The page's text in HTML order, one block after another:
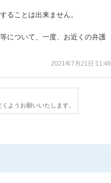
ることは出来ません。
について、一度、お近くの弁護
2021年7月21日 11:46
ようお願いいたします。